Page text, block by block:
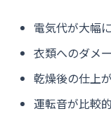
電気代が大幅
衣類へのダメ
乾燥後の仕上
運転音が比較